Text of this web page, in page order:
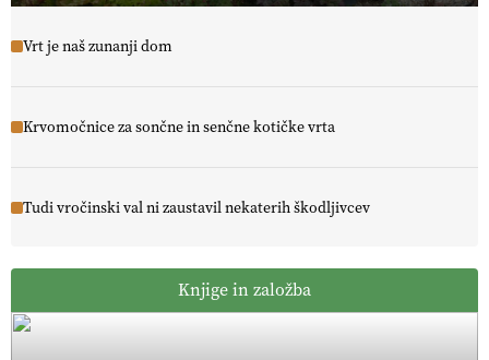
Vrt je naš zunanji dom
Krvomočnice za sončne in senčne kotičke vrta
Tudi vročinski val ni zaustavil nekaterih škodljivcev
Knjige in založba